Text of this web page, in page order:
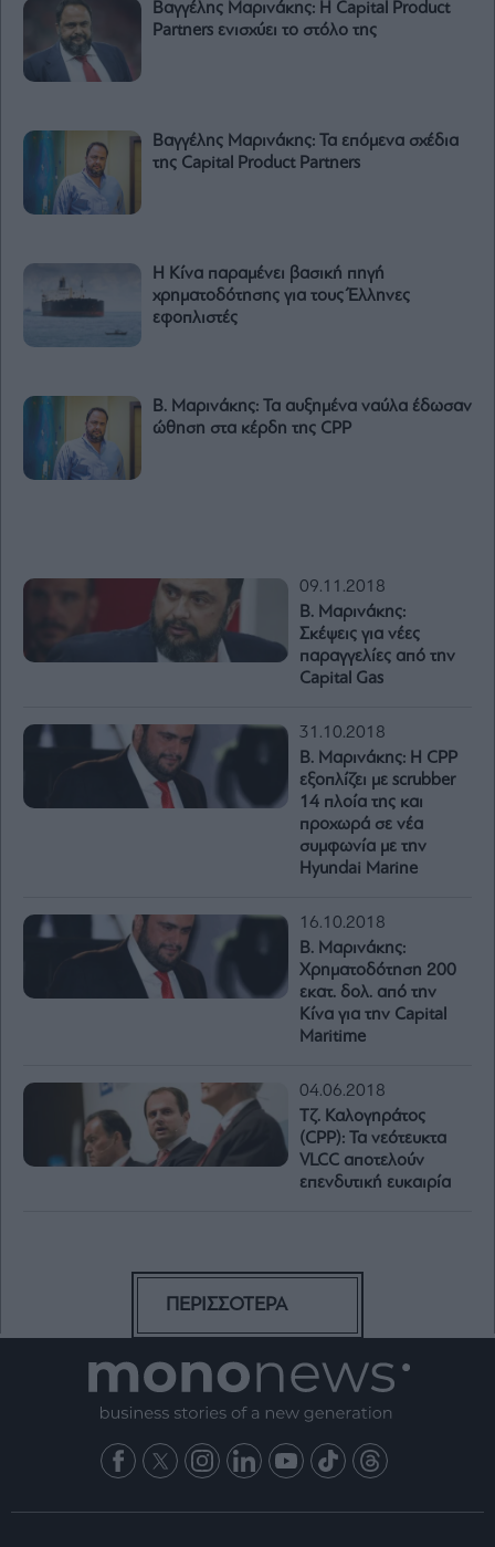
Βαγγέλης Μαρινάκης: Η Capital Product
Partners ενισχύει το στόλο της
Βαγγέλης Μαρινάκης: Τα επόμενα σχέδια
της Capital Product Partners
Η Κίνα παραμένει βασική πηγή
χρηματοδότησης για τους Έλληνες
εφοπλιστές
Β. Μαρινάκης: Τα αυξημένα ναύλα έδωσαν
ώθηση στα κέρδη της CPP
09.11.2018
Β. Μαρινάκης:
Σκέψεις για νέες
παραγγελίες από την
Capital Gas
31.10.2018
Β. Μαρινάκης: Η CPP
εξοπλίζει με scrubber
14 πλοία της και
προχωρά σε νέα
συμφωνία με την
Ηyundai Marine
16.10.2018
Β. Μαρινάκης:
Χρηματοδότηση 200
εκατ. δολ. από την
Κίνα για την Capital
Maritime
04.06.2018
Tζ. Καλογηράτος
(CPP): Τα νεότευκτα
VLCC αποτελούν
επενδυτική ευκαιρία
ΠΕΡΙΣΣΟΤΕΡΑ